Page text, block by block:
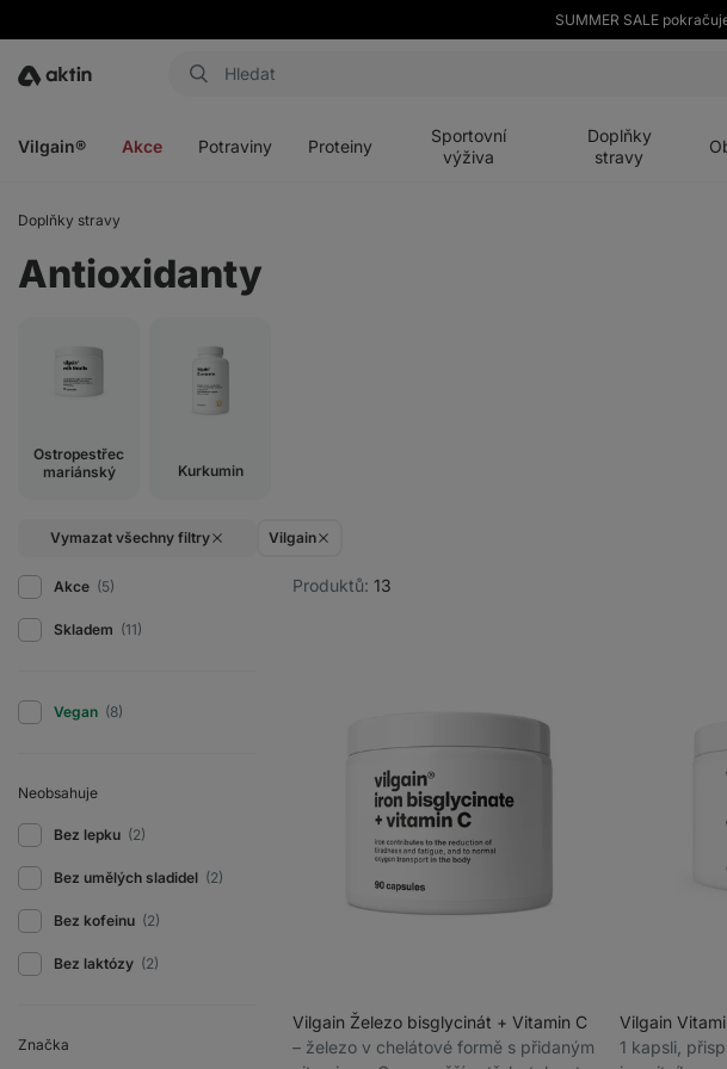
SUMMER SALE
Aktin
Vilgain® Akce Potraviny Proteiny
Sportovní
výživa
Doplňky
stravy
Doplňky stravy
Antioxidanty
Ostropestřec
mariánský
Kurkumin
Vymazat všechny filtry Vilgain
Produktů: 13
Akce (5)
Skladem (11)
Vegan (8)
Neobsahuje
Bez lepku (2)
Bez umělých sladidel (2)
Bez kofeinu (2)
Bez laktózy (2)
Značka
Vilgain Železo bisglycinát + Vitamin C
⁠–⁠ železo v chelátové formě s přidaným
Vilgain
1 kapsli,